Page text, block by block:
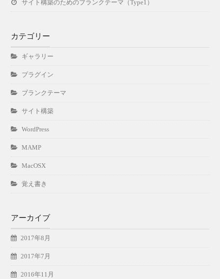
サイト構築のためのブランクテーマ（Type1）
カテゴリー
ギャラリー
プラグイン
ブランクテーマ
サイト構築
WordPress
MAMP
MacOSX
覚え書き
アーカイブ
2017年8月
2017年7月
2016年11月